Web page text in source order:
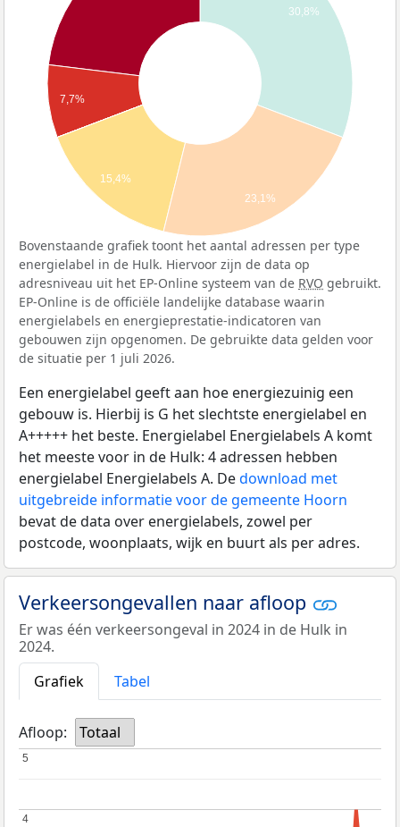
30,8%
7,7%
15,4%
23,1%
Bovenstaande grafiek toont het aantal adressen per type
energielabel in de Hulk. Hiervoor zijn de data op
adresniveau uit het EP-Online systeem van de RVO gebruikt.
EP-Online is de officiële landelijke database waarin
energielabels en energieprestatie-indicatoren van
gebouwen zijn opgenomen. De gebruikte data gelden voor
de situatie per 1 juli 2026.
Een energielabel geeft aan hoe energiezuinig een
gebouw is. Hierbij is G het slechtste energielabel en
A+++++ het beste. Energielabel Energielabels A komt
het meeste voor in de Hulk: 4 adressen hebben
energielabel Energielabels A. Dedownload met
uitgebreide informatie voor de gemeente Hoorn
bevat de data over energielabels, zowel per
postcode, woonplaats, wijk en buurt als per adres.
Verkeersongevallen naar afloop
Er was één verkeersongeval in 2024 in de Hulk in
2024.
Grafiek
Tabel
Afloop: Totaal
4
4
5
5